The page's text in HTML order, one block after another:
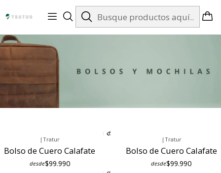
Envíos gratis en Santiago desde $99.990
|Tratur
Bolso de Cuero Calafate
desde$99.990
| Tratur
Bolso de Cuero Calafate
desde$99.990